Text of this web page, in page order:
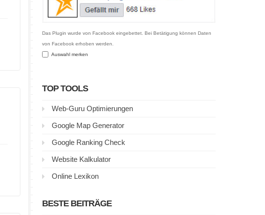
Das Plugin wurde von Facebook eingebettet. Bei Betätigung können Daten
von Facebook erhoben werden.
Auswahl merken
TOP TOOLS
Web-Guru Optimierungen
Google Map Generator
Google Ranking Check
Website Kalkulator
Online Lexikon
BESTE BEITRÄGE